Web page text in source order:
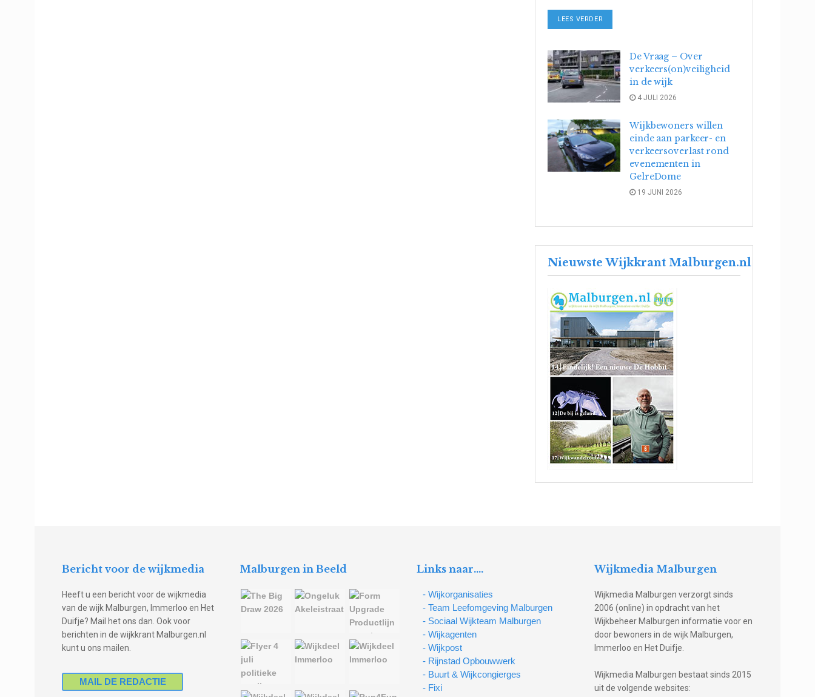
LEES VERDER
De Vraag – Over
verkeers(on)veiligheid
in de wijk
4 JULI 2026
Wijkbewoners willen
einde aan parkeer- en
verkeersoverlast rond
evenementen in
GelreDome
19 JUNI 2026
Nieuwste Wijkkrant Malburgen.nl
Bericht voor de wijkmedia
Heeft u een bericht voor de wijkmedia
van de wijk Malburgen, Immerloo en Het
Duifje? Mail het ons dan. Ook voor
berichten in de wijkkrant Malburgen.nl
kunt u ons mailen.
MAIL DE REDACTIE
Malburgen in Beeld Links naar….
- Wijkorganisaties
- Team Leefomgeving Malburgen
- Sociaal Wijkteam Malburgen
- Wijkagenten
- Wijkpost
- Rijnstad Opbouwwerk
- Buurt & Wijkcongierges
- Fixi
Wijkmedia Malburgen
Wijkmedia Malburgen verzorgt sinds
2006 (online) in opdracht van het
Wijkbeheer Malburgen informatie voor en
door bewoners in de wijk Malburgen,
Immerloo en Het Duifje.
Wijkmedia Malburgen bestaat sinds 2015
uit de volgende websites: